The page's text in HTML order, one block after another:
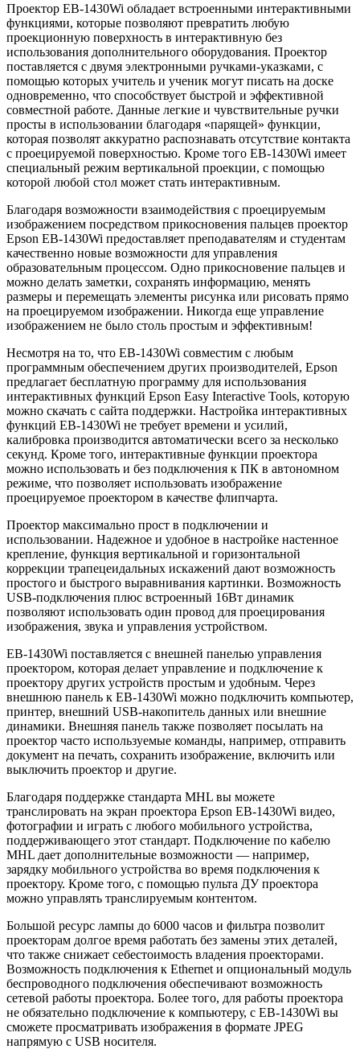
Проектор EB-1430Wi обладает встроенными интерактивными
функциями, которые позволяют превратить любую
проекционную поверхность в интерактивную без
использования дополнительного оборудования. Проектор
поставляется с двумя электронными ручками-указками, с
помощью которых учитель и ученик могут писать на доске
одновременно, что способствует быстрой и эффективной
совместной работе. Данные легкие и чувствительные ручки
просты в использовании благодаря «парящей» функции,
которая позволят аккуратно распознавать отсутствие контакта
с проецируемой поверхностью. Кроме того EB-1430Wi имеет
специальный режим вертикальной проекции, с помощью
которой любой стол может стать интерактивным.
Благодаря возможности взаимодействия с проецируемым
изображением посредством прикосновения пальцев проектор
Epson EB-1430Wi предоставляет преподавателям и студентам
качественно новые возможности для управления
образовательным процессом. Одно прикосновение пальцев и
можно делать заметки, сохранять информацию, менять
размеры и перемещать элементы рисунка или рисовать прямо
на проецируемом изображении. Никогда еще управление
изображением не было столь простым и эффективным!
Несмотря на то, что EB-1430Wi совместим с любым
программным обеспечением других производителей, Epson
предлагает бесплатную программу для использования
интерактивных функций Epson Easy Interactive Tools, которую
можно скачать с сайта поддержки. Настройка интерактивных
функций EB-1430Wi не требует времени и усилий,
калибровка производится автоматически всего за несколько
секунд. Кроме того, интерактивные функции проектора
можно использовать и без подключения к ПК в автономном
режиме, что позволяет использовать изображение
проецируемое проектором в качестве флипчарта.
Проектор максимально прост в подключении и
использовании. Надежное и удобное в настройке настенное
крепление, функция вертикальной и горизонтальной
коррекции трапецеидальных искажений дают возможность
простого и быстрого выравнивания картинки. Возможность
USB-подключения плюс встроенный 16Вт динамик
позволяют использовать один провод для проецирования
изображения, звука и управления устройством.
EB-1430Wi поставляется с внешней панелью управления
проектором, которая делает управление и подключение к
проектору других устройств простым и удобным. Через
внешнюю панель к EB-1430Wi можно подключить компьютер,
принтер, внешний USB-накопитель данных или внешние
динамики. Внешняя панель также позволяет посылать на
проектор часто используемые команды, например, отправить
документ на печать, сохранить изображение, включить или
выключить проектор и другие.
Благодаря поддержке стандарта MHL вы можете
транслировать на экран проектора Epson EB-1430Wi видео,
фотографии и играть с любого мобильного устройства,
поддерживающего этот стандарт. Подключение по кабелю
MHL дает дополнительные возможности — например,
зарядку мобильного устройства во время подключения к
проектору. Кроме того, с помощью пульта ДУ проектора
можно управлять транслируемым контентом.
Большой ресурс лампы до 6000 часов и фильтра позволит
проекторам долгое время работать без замены этих деталей,
что также снижает себестоимость владения проекторами.
Возможность подключения к Ethernet и опциональный модуль
беспроводного подключения обеспечивают возможность
сетевой работы проектора. Более того, для работы проектора
не обязательно подключение к компьютеру, с EB-1430Wi вы
сможете просматривать изображения в формате JPEG
напрямую с USB носителя.